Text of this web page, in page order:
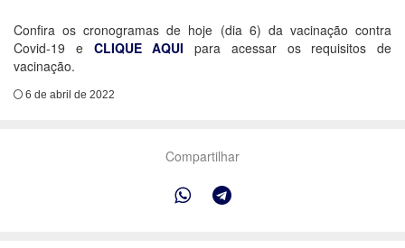
Confira os cronogramas de hoje (dia 6) da vacinação contra
Covid-19 e CLIQUE AQUI para acessar os requisitos de
vacinação.
6 de abril de 2022
Compartilhar